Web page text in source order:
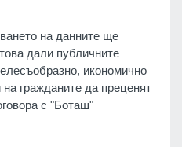
на данните ще
дали публичните
икономично
гражданите да преценят
с "Боташ"